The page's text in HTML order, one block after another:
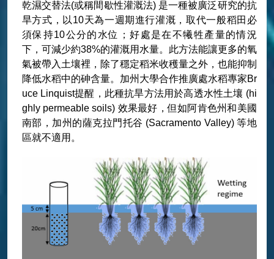
乾濕交替法(或稱間歇性灌溉法) 是一種被廣泛研究的抗
旱方式，以10天為一週期進行灌溉，取代一般稻田必
須保持10公分的水位；好處是在不犧牲產量的情況
下，可減少約38%的灌溉用水量。此方法能讓更多的氧
氣被帶入土壤裡，除了穩定稻米收穫量之外，也能抑制
降低水稻中的砷含量。加州大學合作推廣處水稻專家Br
uce Linquist提醒，此種抗旱方法用於高透水性土壤 (hi
ghly permeable soils) 效果最好，但如阿肯色州和美國
南部，加州的薩克拉門托谷 (Sacramento Valley) 等地
區就不適用。